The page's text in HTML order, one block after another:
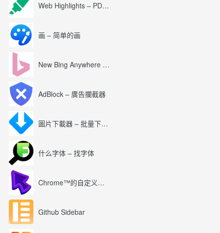
Web Highlights – PDF & Web Highlighter
画 – 简单的画
New Bing Anywhere (Bing Chat GPT-4)
AdBlock – 廣告攔截器
圖片下載器 – 批量下載圖片
什么字体 – 找字体
Chrome™的自定义光标
Github Sidebar